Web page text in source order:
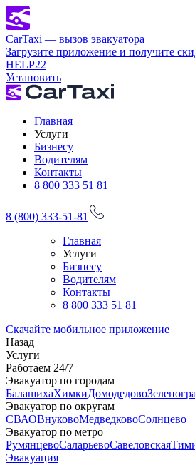
CarTaxi — вызов эвакуатора
Загрузите приложение и получите
HELP22
Установить
Главная
Услуги
Бизнесу
Водителям
Контакты
8 800 333 51 81
8 (800) 333-51-81
Главная
Услуги
Бизнесу
Водителям
Контакты
8 800 333 51 81
Скачайте мобильное приложение
Назад
Услуги
Работаем 24/7
Эвакуатор по городам
БалашихаХимкиДомодедово
Эвакуатор по округам
СВАОВнуковоМедведковоСолнцево
Эвакуатор по метро
РумянцевоСаларьевоСавеловская
Эвакуация